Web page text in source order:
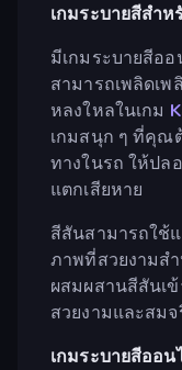
เกมระบายสีสำห
มีเกมระบายสีอ
สามารถเพลิดเ
หลงใหลในเกม
เกมสนุก ๆ ที่คุณ
ทางในรถ ให้ปล
แตกเสียหาย
สีสันสามารถใช้
ภาพที่สวยงามส
ผสมผสานสีสันเ
สวยงามและสมจ
เกมระบายสีออน